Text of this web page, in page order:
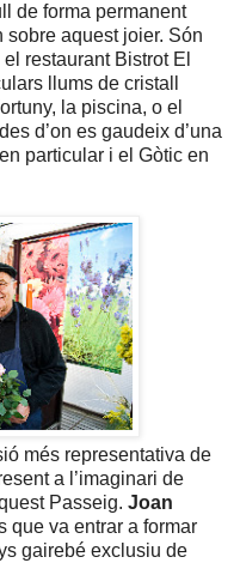
de forma permanent
sobre aquest joier. Són
restaurant Bistrot El
llums de cristall
la piscina, o el
d’on es gaudeix d’una
particular i el Gòtic en
més representativa de
a l’imaginari de
Passeig. Joan
que va entrar a formar
gairebé exclusiu de